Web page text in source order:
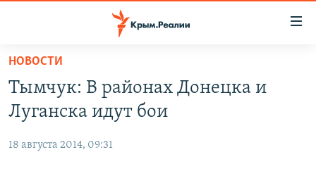
Вернуться
основному
содержанию
Вернутся
СПЕЦПРОЕКТЫ
КАРТА ВОЕННЫХ ОБЪЕКТОВ КРЫМА
ВОДА
ИСТОРИЯ
НОВОСТИ
Тымчук: В районах Донецка и
Луганска идут бои
18 августа 2014, 09:31